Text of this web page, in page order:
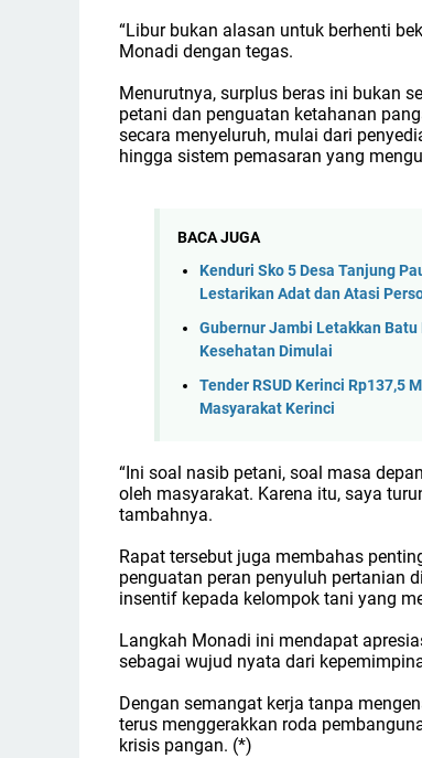
“Libur bukan alasan untuk berhenti
Monadi dengan tegas.
Menurutnya, surplus beras ini bukan
petani dan penguatan ketahanan
secara menyeluruh, mulai dari
hingga sistem pemasaran yang
BACA JUGA
Kenduri Sko 5 Desa Tanjung
Lestarikan Adat dan Atasi
Gubernur Jambi Letakkan
Kesehatan Dimulai
Tender RSUD Kerinci Rp137,5
Masyarakat Kerinci
“Ini soal nasib petani, soal masa
oleh masyarakat. Karena itu, saya
tambahnya.
Rapat tersebut juga membahas
penguatan peran penyuluh pertanian
insentif kepada kelompok tani yang
Langkah Monadi ini mendapat
sebagai wujud nyata dari
Dengan semangat kerja tanpa
terus menggerakkan roda
krisis pangan. (*)